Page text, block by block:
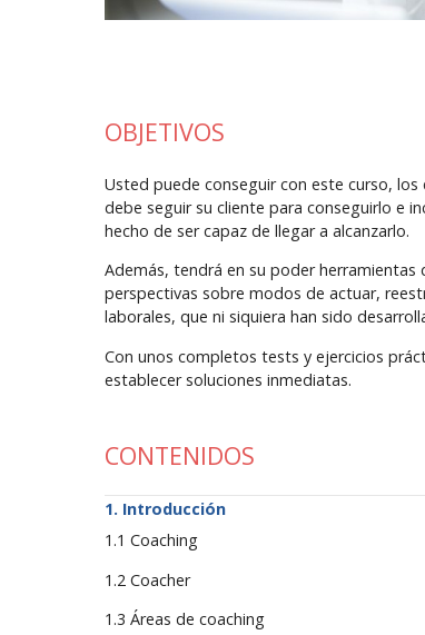
OBJETIVOS
Usted puede conseguir con este curso,
debe seguir su cliente para conseguirlo e
hecho de ser capaz de llegar a alcanzarlo.
Además, tendrá en su poder
perspectivas sobre modos de actuar,
laborales, que ni siquiera han sido
Con unos completos tests y ejercicios
establecer soluciones inmediatas.
CONTENIDOS
Introducción
1.1 Coaching
1.2 Coacher
1.3 Áreas de coaching